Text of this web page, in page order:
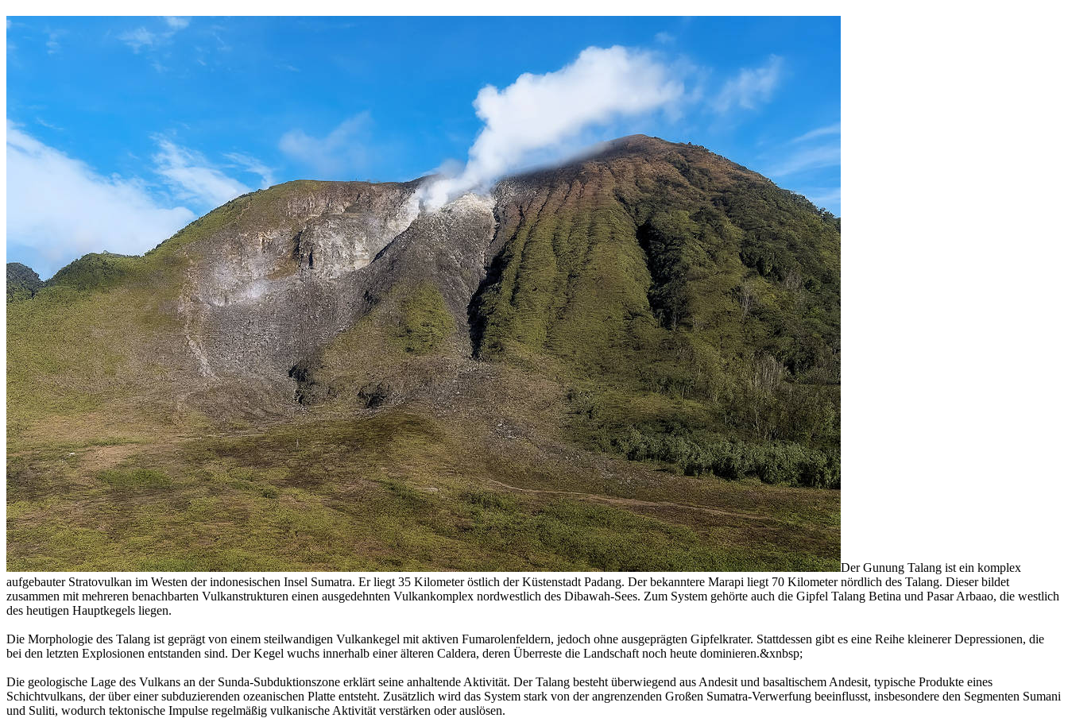
Der Gunung Talang ist ein komplex
aufgebauter Stratovulkan im Westen der indonesischen Insel Sumatra. Er liegt 35 Kilometer östlich der Küstenstadt Padang. Der bekanntere Marapi liegt 70 Kilometer nördlich des Talang. Dieser bildet
zusammen mit mehreren benachbarten Vulkanstrukturen einen ausgedehnten Vulkankomplex nordwestlich des Dibawah-Sees. Zum System gehörte auch die Gipfel Talang Betina und Pasar Arbaao, die westlich
des heutigen Hauptkegels liegen.
Die Morphologie des Talang ist geprägt von einem steilwandigen Vulkankegel mit aktiven Fumarolenfeldern, jedoch ohne ausgeprägten Gipfelkrater. Stattdessen gibt es eine Reihe kleinerer Depressionen, die
bei den letzten Explosionen entstanden sind. Der Kegel wuchs innerhalb einer älteren Caldera, deren Überreste die Landschaft noch heute dominieren.&xnbsp;
Die geologische Lage des Vulkans an der Sunda-Subduktionszone erklärt seine anhaltende Aktivität. Der Talang besteht überwiegend aus Andesit und basaltischem Andesit, typische Produkte eines
Schichtvulkans, der über einer subduzierenden ozeanischen Platte entsteht. Zusätzlich wird das System stark von der angrenzenden Großen Sumatra-Verwerfung beeinflusst, insbesondere den Segmenten Sumani
und Suliti, wodurch tektonische Impulse regelmäßig vulkanische Aktivität verstärken oder auslösen.